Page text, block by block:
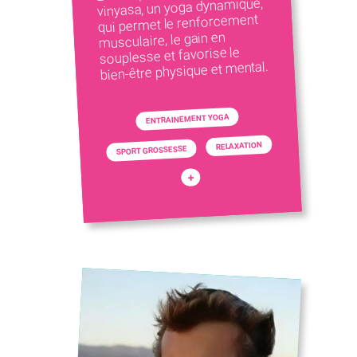
vinyasa, un yoga dynamique,
qui permet le renforcement
musculaire, le gain en
souplesse et favorise le
bien-être physique et mental.
ENTRAINEMENT YOGA
SPORT GROSSESSE RELAXATION
+